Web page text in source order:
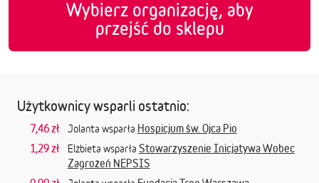
Wybierz organizację, aby
przejść do sklepu
Użytkownicy wsparli ostatnio:
7,46 zł Jolanta wsparła Hospicjum św. Ojca Pio
1,29 zł
Elżbieta wsparła Stowarzyszenie Inicjatywa Wobec
Zagrożeń NEPSIS